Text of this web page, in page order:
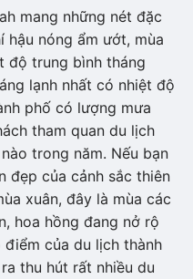
mang những nét đặc
hậu nóng ẩm ướt, mùa
độ trung bình tháng
lạnh nhất có nhiệt độ
phố có lượng mưa
tham quan du lịch
trong năm. Nếu bạn
đẹp của cảnh sắc thiên
xuân, đây là mùa các
hoa hồng đang nở rộ
điểm của du lịch thành
thu hút rất nhiều du